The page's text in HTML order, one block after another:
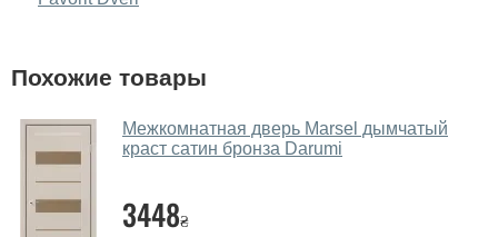
У вас большой магазин?
Помогаете ли вы выбрать дверные
Похожие товары
Межкомнатная дверь Marsel дымчатый
краст сатин бронза Darumi
3448₴